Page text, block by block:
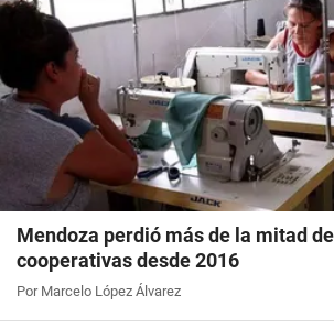
Mendoza perdió más de la mitad
cooperativas desde 2016
Por Marcelo López Álvarez